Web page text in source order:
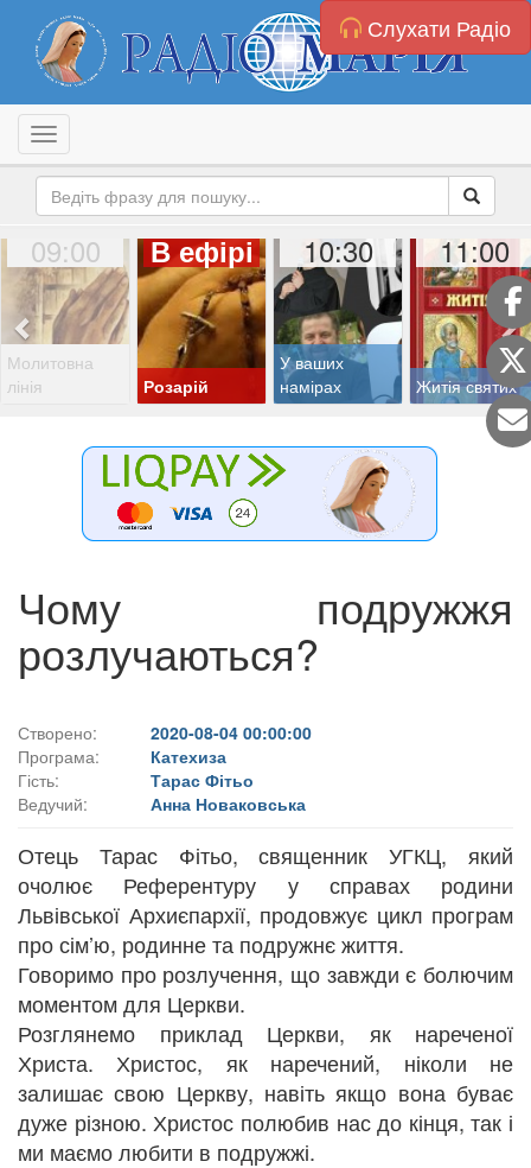
Слухати Радіо
Toggle navigation
09:00
Молитовна
лінія
В ефірі
Розарій
10:30
У ваших
намірах
11:00
Житія святих
Чому подружжя
розлучаються?
Створено:
2020-08-04 00:00:00
Програма:
Катехиза
Гість:
Тарас Фітьо
Ведучий:
Анна Новаковська
Отець Тарас Фітьо, священник УГКЦ, який
очолює Референтуру у справах родини
Львівської Архиєпархії, продовжує цикл програм
про сім’ю, родинне та подружнє життя.
Говоримо про розлучення, що завжди є болючим
моментом для Церкви.
Розглянемо приклад Церкви, як нареченої
Христа. Христос, як наречений, ніколи не
залишає свою Церкву, навіть якщо вона буває
дуже різною. Христос полюбив нас до кінця, так і
ми маємо любити в подружжі.